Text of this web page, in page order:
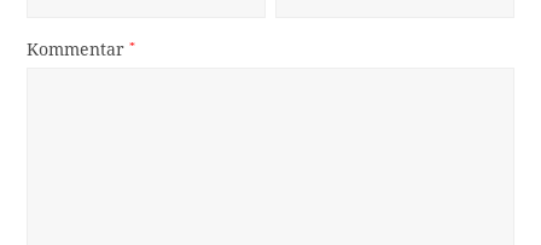
Kommentar*